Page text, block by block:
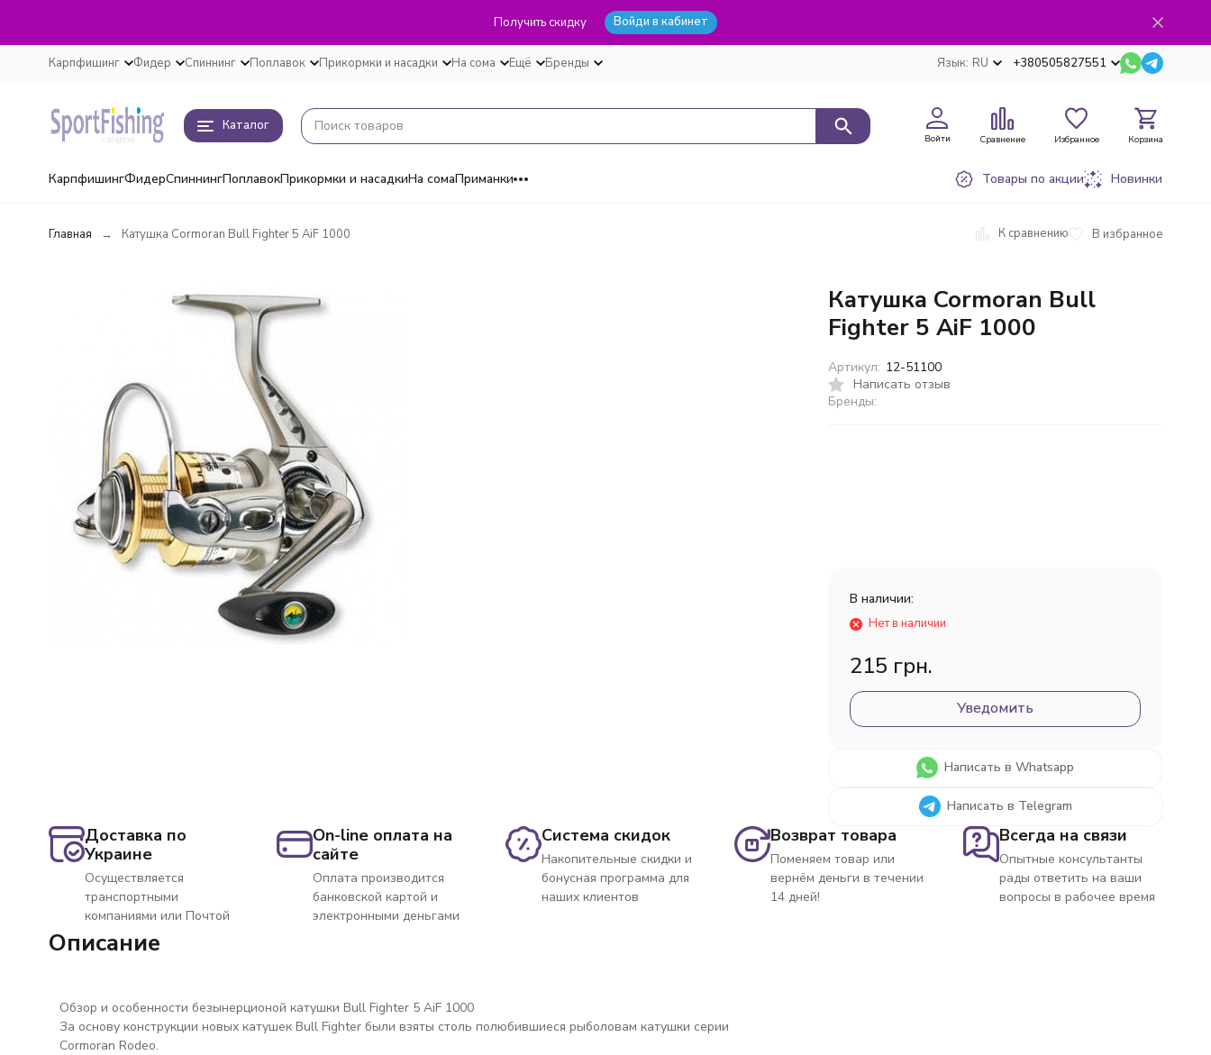
Получить скидку Войди в кабинет
Карпфишинг Фидер Спиннинг Поплавок Прикормки и насадки На сома Ещё Бренды Язык: RU +380505827551
Каталог
Войти Сравнение Избранное Корзина
КарпфишингФидерСпиннингПоплавокПрикормки и насадкиНа сомаПриманки Товары по акции Новинки
Главная Катушка Cormoran Bull Fighter 5 AiF 1000 К сравнению В избранное
Катушка Cormoran Bull
Fighter 5 AiF 1000
Написать отзыв
Бренды:
Артикул: 12-51100
В наличии:
Нет в наличии
215 грн.
Уведомить
Написать в Whatsapp
Написать в Telegram
Доставка по
Украине
Осуществляется
транспортными
компаниями или Почтой
On-line оплата на
сайте
Оплата производится
банковской картой и
электронными деньгами
Система скидок
Накопительные скидки и
бонусная программа для
наших клиентов
Возврат товара
Поменяем товар или
вернём деньги в течении
14 дней!
Всегда на связи
Опытные консультанты
рады ответить на ваши
вопросы в рабочее время
Описание
Обзор и особенности безынерционой катушки Bull Fighter 5 AiF 1000
За основу конструкции новых катушек Bull Fighter были взяты столь полюбившиеся рыболовам катушки серии
Cormoran Rodeo.